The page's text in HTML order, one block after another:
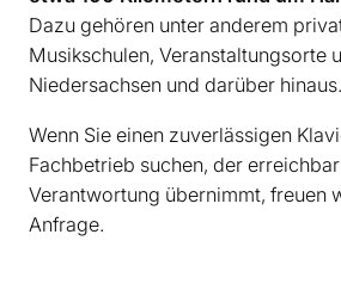
Dazu gehören unter anderem
Musikschulen, Veranstaltungsorte
Niedersachsen und darüber hinaus.
Wenn Sie einen zuverlässigen
Fachbetrieb suchen, der
Verantwortung übernimmt, freuen
Anfrage.